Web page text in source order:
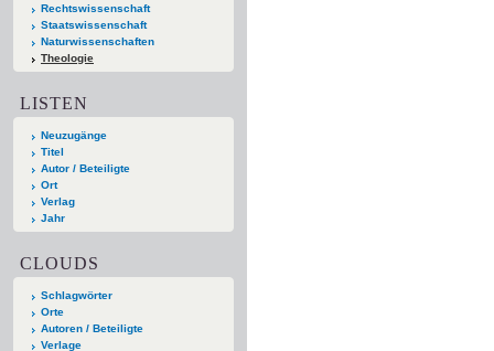
Rechtswissenschaft
Staatswissenschaft
Naturwissenschaften
Theologie
LISTEN
Neuzugänge
Titel
Autor / Beteiligte
Ort
Verlag
Jahr
CLOUDS
Schlagwörter
Orte
Autoren / Beteiligte
Verlage